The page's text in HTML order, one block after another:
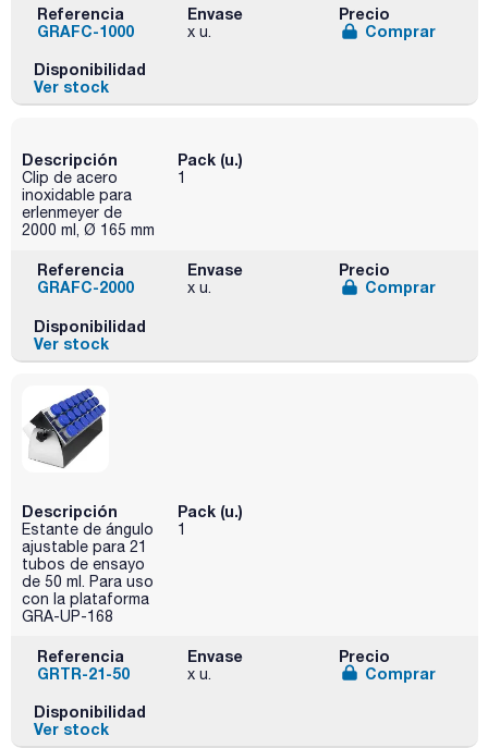
Referencia
GRAFC-1000
Envase
x u.
Precio
Comprar
Disponibilidad
Ver stock
Descripción
Clip de acero
inoxidable para
erlenmeyer de
2000 ml, Ø 165 mm
Pack (u.)
1
Referencia
GRAFC-2000
Envase
x u.
Precio
Comprar
Disponibilidad
Ver stock
Descripción
Estante de ángulo
ajustable para 21
tubos de ensayo
de 50 ml. Para uso
con la plataforma
GRA-UP-168
Pack (u.)
1
Referencia
GRTR-21-50
Envase
x u.
Precio
Comprar
Disponibilidad
Ver stock